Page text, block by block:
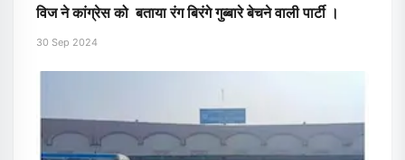
विज ने कांग्रेस को बताया रंग बिरंगे गुब्बारे बेचने वाली पार्टी ।
30 Sep 2024